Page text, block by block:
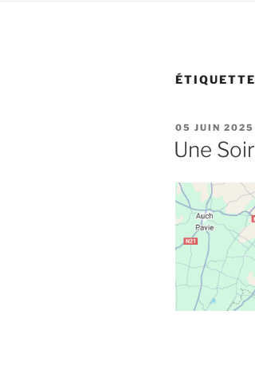
PUBLIÉ
LE
05 JUIN 2025
Une